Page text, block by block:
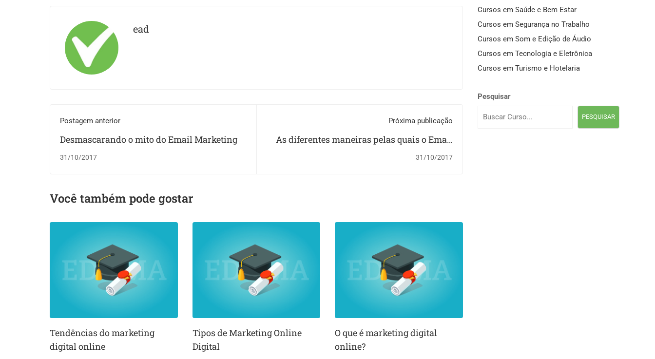
ead
Postagem anterior
Desmascarando o mito do Email Marketing
31/10/2017
Próxima publicação
As diferentes maneiras pelas quais o Email
Marketing funciona
31/10/2017
Você também pode gostar
Tendências do marketing
digital online
Tipos de Marketing Online
Digital
O que é marketing digital
online?
Cursos em Saúde e Bem Estar
Cursos em Segurança no Trabalho
Cursos em Som e Edição de Áudio
Cursos em Tecnologia e Eletrônica
Cursos em Turismo e Hotelaria
Pesquisar
PESQUISAR